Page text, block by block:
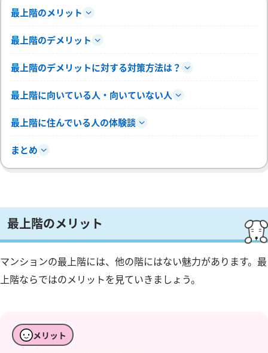
最上階のメリット
最上階のデメリット
最上階のデメリットに対する対策方法は？
最上階に向いている人・向いていない人
最上階に住んでいる人の体験談
まとめ
最上階のメリット
マンションの最上階には、他の階にはない魅力があります。最
上階ならではのメリットを見ていきましょう。
メリット